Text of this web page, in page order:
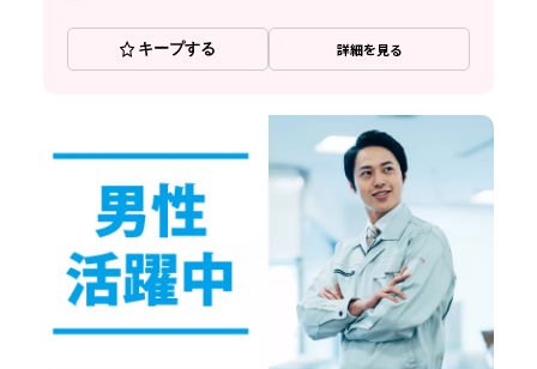
キープする 詳細を見る